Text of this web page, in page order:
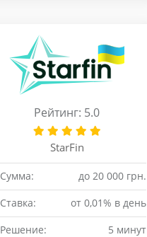
Рейтинг: 5.0
StarFin
Сумма:
до 20 000 грн.
Cтавка:
от 0,01% в день
Решение:
5 минут